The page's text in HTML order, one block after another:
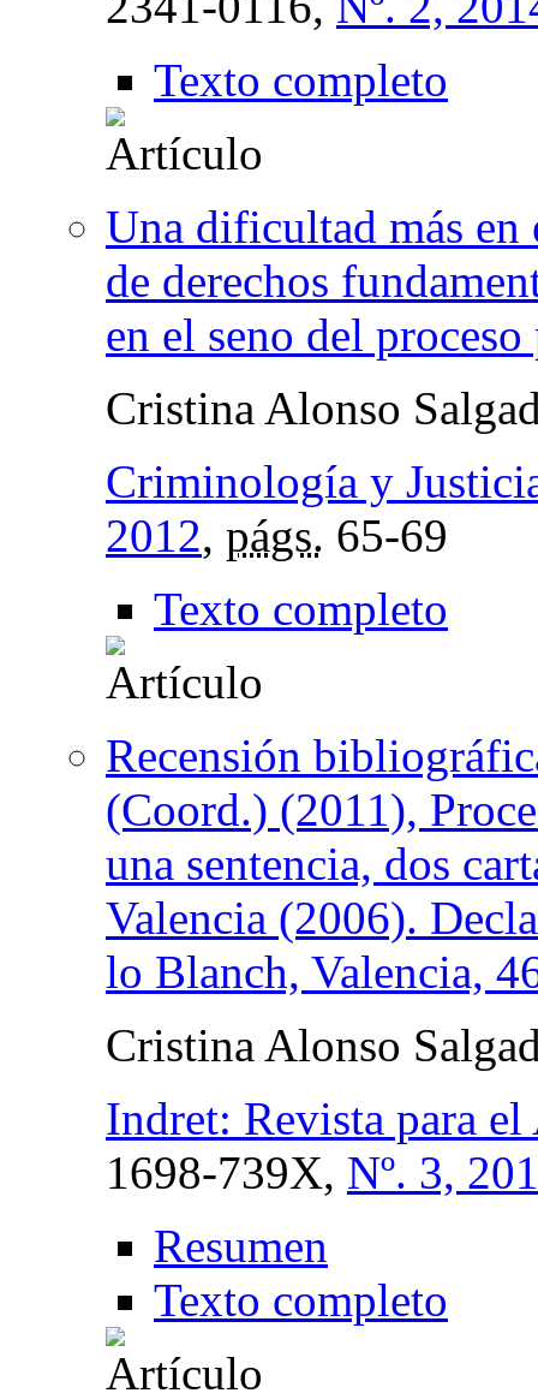
Texto completo
Una dificultad más en
de derechos
en el seno del proceso
Cristina Alonso
Criminología y
2012, págs. 65-69
Texto completo
Recensión
(Coord.) (2011),
una sentencia, dos
Valencia (2006).
lo Blanch, Valencia,
Cristina Alonso
Indret: Revista para
1698-739X, Nº. 3,
Resumen
Texto completo